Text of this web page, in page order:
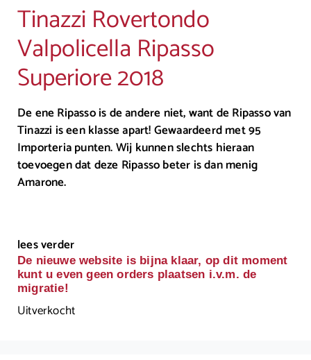
Tinazzi Rovertondo
Valpolicella Ripasso
Superiore 2018
De ene Ripasso is de andere niet, want de Ripasso van
Tinazzi is een klasse apart! Gewaardeerd met 95
Importeria punten. Wij kunnen slechts hieraan
toevoegen dat deze Ripasso beter is dan menig
Amarone.
lees verder
De nieuwe website is bijna klaar, op dit moment
kunt u even geen orders plaatsen i.v.m. de
migratie!
Uitverkocht